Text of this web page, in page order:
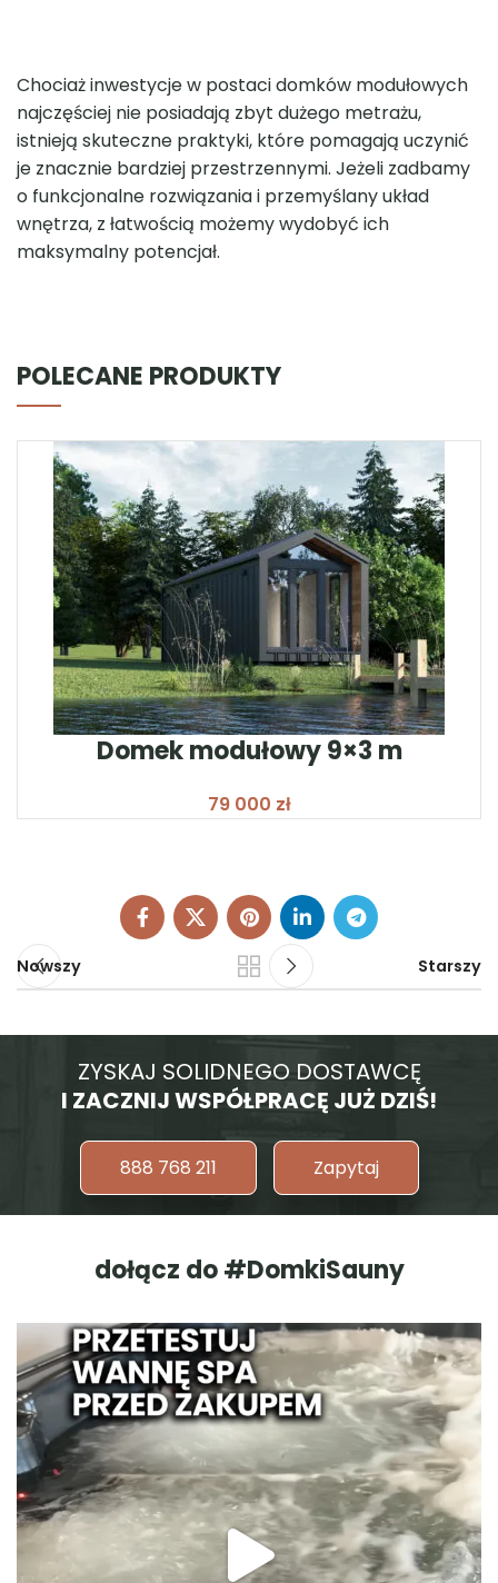
Chociaż inwestycje w postaci domków modułowych
najczęściej nie posiadają zbyt dużego metrażu,
istnieją skuteczne praktyki, które pomagają uczynić
je znacznie bardziej przestrzennymi. Jeżeli zadbamy
o funkcjonalne rozwiązania i przemyślany układ
wnętrza, z łatwością możemy wydobyć ich
maksymalny potencjał.
POLECANE PRODUKTY
Domek modułowy 9×3 m
zł
Nowszy Starszy
ZYSKAJ SOLIDNEGO DOSTAWCĘ
I ZACZNIJ WSPÓŁPRACĘ JUŻ DZIŚ!
888 768 211 Zapytaj
dołącz do #DomkiSauny